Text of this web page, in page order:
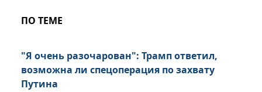
ПО ТЕМЕ
"Я очень разочарован": Трамп ответил,
возможна ли спецоперация по захвату
Путина